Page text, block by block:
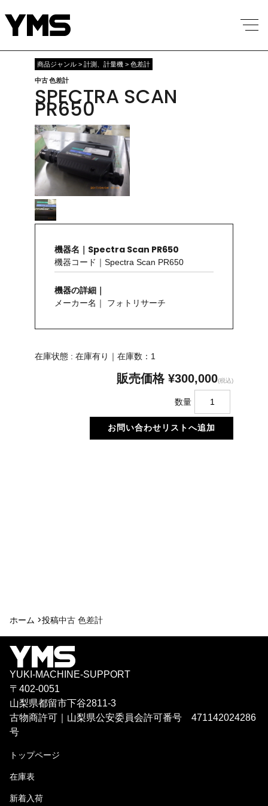
商品ジャンル > 計測、計量機 > 色差計
中古 色差計
SPECTRA SCAN
PR650
機器名｜Spectra Scan PR650
機器コード｜Spectra Scan PR650
機器の詳細｜
メーカー名｜ フォトリサーチ
在庫状態 : 在庫有り｜在庫数：1
販売価格 ¥300,000(税込)
数量
ホーム >投稿中古 色差計
YUKI-MACHINE-SUPPORT
〒402-0051
山梨県都留市下谷2811-3
古物商許可｜山梨県公安委員会許可番号 471142024286
号
トップページ
在庫表
新着入荷